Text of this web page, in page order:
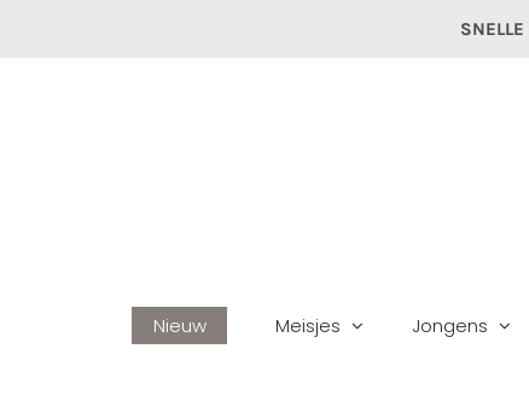
SNELLE
Nieuw Meisjes Jongens